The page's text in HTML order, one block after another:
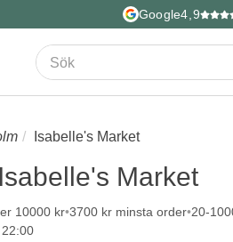
Google4,9
Isabelle's Market
Market
10000 kr 3700 kr minsta order 20-